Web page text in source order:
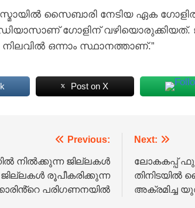
സൈബാരി നേടിയ ഏക
ഗോളിന് വഴിയൊരുക്കിയത്.
ഒന്നാം സ്ഥാനത്താണ്.”
Post on X
Previous:
നിൽക്കുന്ന ജില്ലകൾ
ജില്ലകൾ രൂപീകരിക്കുന്ന
പരിഗണനയിൽ
Next:
ലോകകപ്പ്
തിനിടയിൽ
അക്രമിച്ച